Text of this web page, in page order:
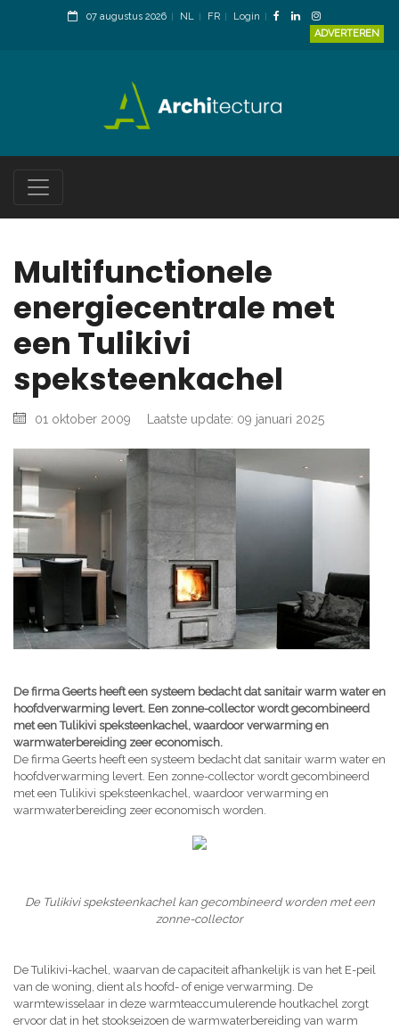
07 augustus 2026 NL FR
Login
ADVERTEREN
Multifunctionele
energiecentrale met
een Tulikivi
speksteenkachel
01 oktober 2009 Laatste update: 09 januari 2025
De firma Geerts heeft een systeem bedacht dat sanitair warm water en
hoofdverwarming levert. Een zonne-collector wordt gecombineerd
met een Tulikivi speksteenkachel, waardoor verwarming en
warmwaterbereiding zeer economisch.
De firma Geerts heeft een systeem bedacht dat sanitair warm water en
hoofdverwarming levert. Een zonne-collector wordt gecombineerd
met een Tulikivi speksteenkachel, waardoor verwarming en
warmwaterbereiding zeer economisch worden.
De Tulikivi speksteenkachel kan gecombineerd worden met een
zonne-collector
De Tulikivi-kachel, waarvan de capaciteit afhankelijk is van het E-peil
van de woning, dient als hoofd- of enige verwarming. De
warmtewisselaar in deze warmteaccumulerende houtkachel zorgt
ervoor dat in het stookseizoen de warmwaterbereiding van warm